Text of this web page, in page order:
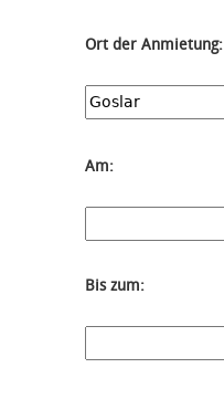
Ort der Anmietung:
Am:
Bis zum: